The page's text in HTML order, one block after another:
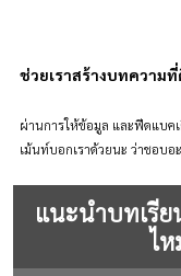
ช่วยเราสร้างบทความ
ผ่านการให้ข้อมูล และฟีดแบค
เม้นท์บอกเราด้วยนะ ว่าชอบอ
แนะนำบทเรี
ไห